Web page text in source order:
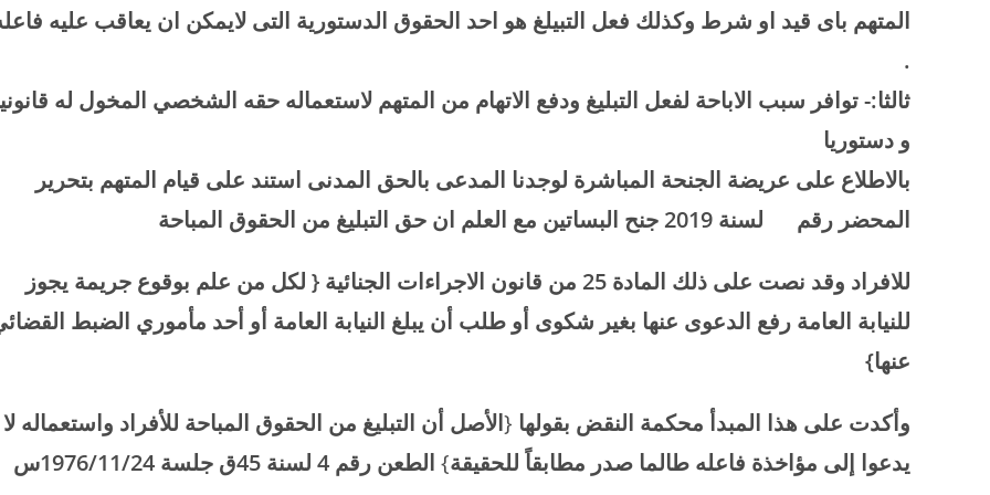
المتهم باى قيد او شرط وكذلك فعل التبيلغ هو احد الحقوق الدستورية التى لايمكن ان يعاقب عليه
.
ثالثا:- توافر سبب الاباحة لفعل التبليغ ودفع الاتهام من المتهم لاستعماله حقه الشخصي المخول له
و دستوريا
بالاطلاع على عريضة الجنحة المباشرة لوجدنا المدعى بالحق المدنى استند على قيام المتهم بتحرير
المحضر رقم لسنة 2019 جنح البساتين مع العلم ان حق التبليغ من الحقوق المباحة
للافراد وقد نصت على ذلك المادة 25 من قانون الاجراءات الجنائية { لكل من علم بوقوع جريمة يجوز
للنيابة العامة رفع الدعوى عنها بغير شكوى أو طلب أن يبلغ النيابة العامة أو أحد مأموري الضبط
عنها}
وأكدت على هذا المبدأ محكمة النقض بقولها {الأصل أن التبليغ من الحقوق المباحة للأفراد واستعماله لا
يدعوا إلى مؤاخذة فاعله طالما صدر مطابقاً للحقيقة}
الطعن رقم 4 لسنة 45ق جلسة 1976/11/24س